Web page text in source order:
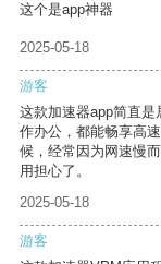
这个是app神器
2025-05-18
游客
这款加速器app简直
作办公，都能畅享高
候，经常因为网速慢
用担心了。
2025-05-18
游客